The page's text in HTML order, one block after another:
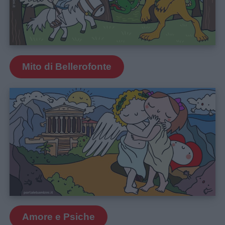
femminili
Frasi
e
aforismi
Buongiorno
Buonanotte
Auguri
Barzellette
Educazione
positiva
Mito di Bellerofonte
Amore e Psiche